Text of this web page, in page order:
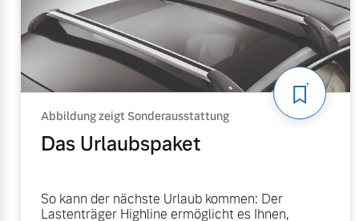
Mehr erfahren
Mehr erfahren
Frühjahrscheck
Entdecken Sie unsere saisonalen
Abbildung zeigt Sonderausstattung
Das Urlaubspaket
So kann der nächste Urlaub kommen: Der
Lastenträger Highline ermöglicht es Ihnen,